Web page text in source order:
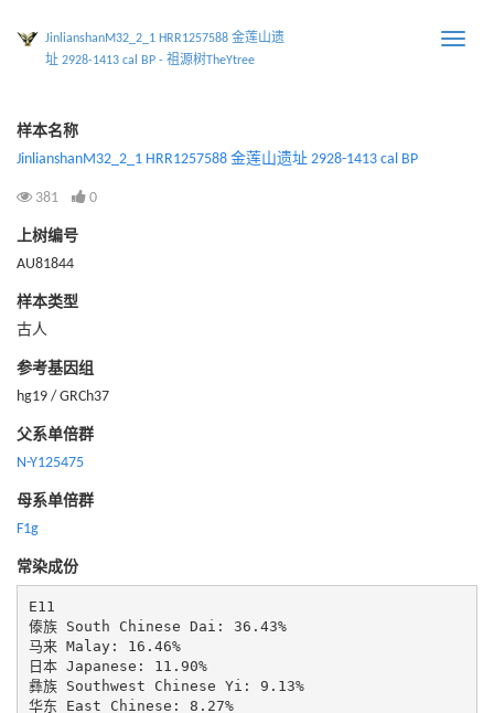
Toggle
JinlianshanM32_2_1 HRR1257588 金莲山遗
址 2928-1413 cal BP - 祖源树TheYtree
样本名称
JinlianshanM32_2_1 HRR1257588 金莲山遗址 2928-1413 cal BP
381 0
上树编号
AU81844
样本类型
古人
参考基因组
hg19 / GRCh37
父系单倍群
N-Y125475
母系单倍群
F1g
常染成份
E11
傣族 South Chinese Dai: 36.43%
马来 Malay: 16.46%
日本 Japanese: 11.90%
彝族 Southwest Chinese Yi: 9.13%
华东 East Chinese: 8.27%